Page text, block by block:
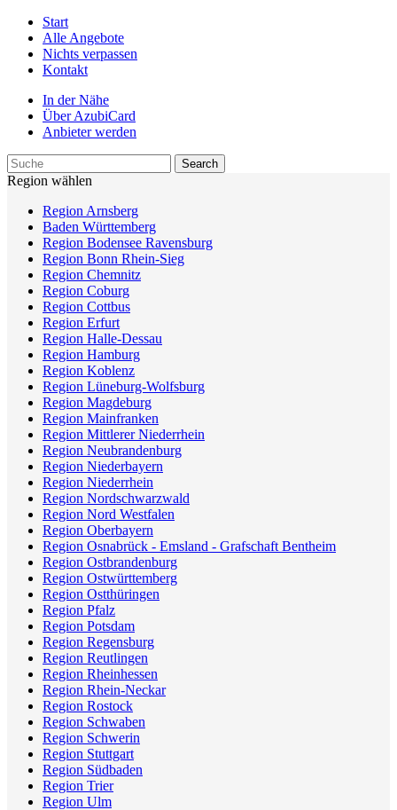
Start
Alle Angebote
Nichts verpassen
Kontakt
In der Nähe
Über AzubiCard
Anbieter werden
Region wählen
Region Arnsberg
Baden Württemberg
Region Bodensee Ravensburg
Region Bonn Rhein-Sieg
Region Chemnitz
Region Coburg
Region Cottbus
Region Erfurt
Region Halle-Dessau
Region Hamburg
Region Koblenz
Region Lüneburg-Wolfsburg
Region Magdeburg
Region Mainfranken
Region Mittlerer Niederrhein
Region Neubrandenburg
Region Niederbayern
Region Niederrhein
Region Nordschwarzwald
Region Nord Westfalen
Region Oberbayern
Region Osnabrück - Emsland - Grafschaft Bentheim
Region Ostbrandenburg
Region Ostwürttemberg
Region Ostthüringen
Region Pfalz
Region Potsdam
Region Regensburg
Region Reutlingen
Region Rheinhessen
Region Rhein-Neckar
Region Rostock
Region Schwaben
Region Schwerin
Region Stuttgart
Region Südbaden
Region Trier
Region Ulm